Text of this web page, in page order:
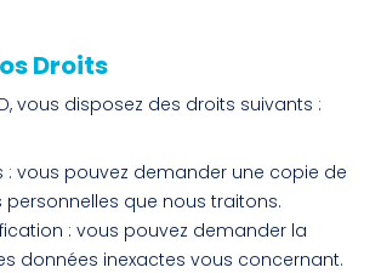
Droits
vous disposez des droits suivants :
: vous pouvez demander une copie de
que nous traitons.
: vous pouvez demander la
données inexactes vous concernant.